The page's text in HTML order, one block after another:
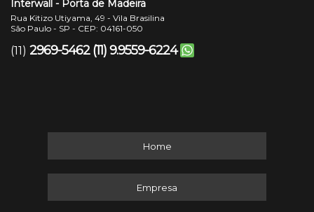
Interwall - Porta de Madeira
Rua Kitizo Utiyama, 49 - Vila Brasilina
São Paulo - SP - CEP: 04161-050
(11) 2969-5462 (11) 9.9559-6224
Home
Empresa